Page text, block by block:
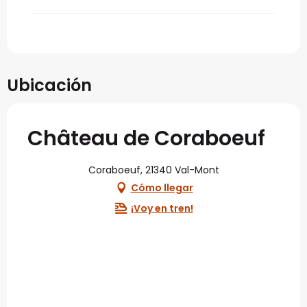
Ubicación
Château de Coraboeuf
Coraboeuf, 21340 Val-Mont
Cómo llegar
¡Voy en tren!